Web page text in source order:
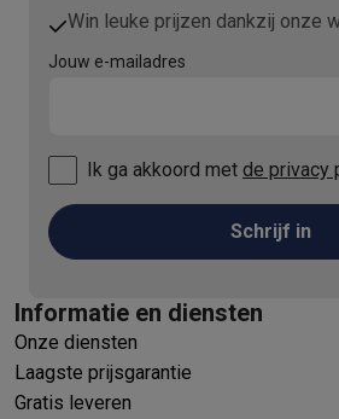
Win leuke prijzen dankzij onze
Jouw e-mailadres
Ik ga akkoord met de privacy
Schrijf in
Informatie en diensten
Onze diensten
Laagste prijsgarantie
Gratis leveren